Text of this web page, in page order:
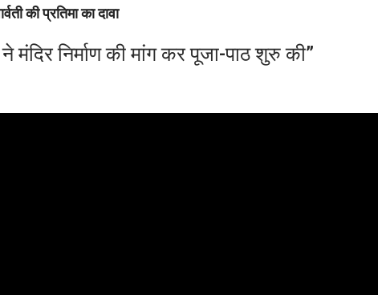
की प्रतिमा का दावा
निर्माण की मांग कर पूजा-पाठ शुरु की”